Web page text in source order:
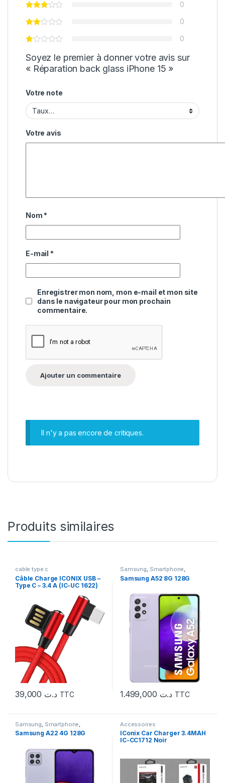
0
0
0
Soyez le premier à donner votre avis sur
« Réparation back glass iPhone 15 »
Votre note
Votre avis
Nom *
E-mail *
Enregistrer mon nom, mon e-mail et mon site
dans le navigateur pour mon prochain
commentaire.
Il n'y a pas encore de critiques.
Produits similaires
cable type c
Câble Charge ICONIX USB –
Type C – 3.4 A (IC-UC 1622)
د.ت TTC
Samsung Smartphone
Téléphonie
Samsung A52 8G 128G
د.ت TTC
Samsung Smartphone
Téléphonie
Samsung A22 4G 128G
Accessoires
IConix Car Charger 3.4MAH
IC-CC1712 Noir